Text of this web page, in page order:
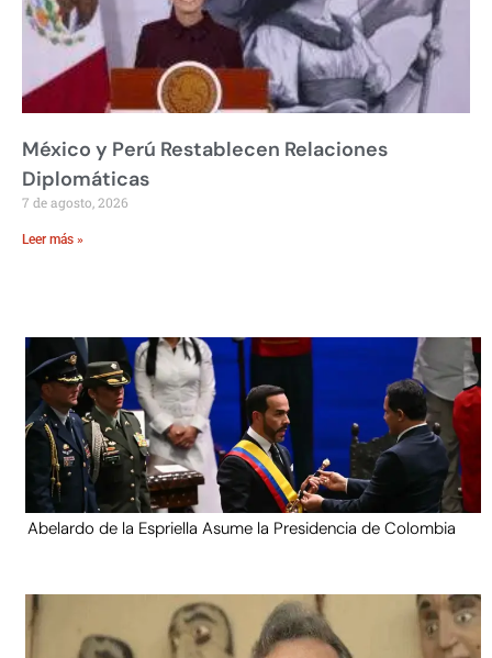
México y Perú Restablecen Relaciones
Diplomáticas
7 de agosto, 2026
Leer más »
Abelardo de la Espriella Asume la Presidencia de Colombia